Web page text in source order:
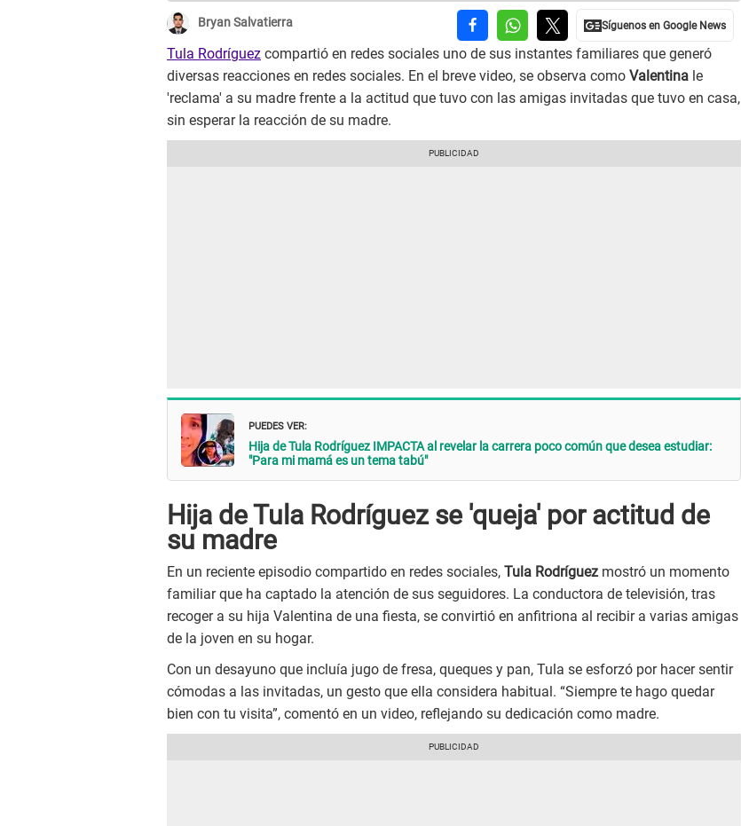
Bryan Salvatierra
Tula Rodríguez compartió en redes sociales uno de sus instantes familiares que generó
diversas reacciones en redes sociales. En el breve video, se observa como Valentina le
'reclama' a su madre frente a la actitud que tuvo con las amigas invitadas que tuvo en casa,
sin esperar la reacción de su madre.
PUEDES VER:
Hija de Tula Rodríguez IMPACTA al revelar la carrera poco común que desea estudiar:
"Para mi mamá es un tema tabú"
Hija de Tula Rodríguez se 'queja' por actitud de
su madre
En un reciente episodio compartido en redes sociales, Tula Rodríguez mostró un momento
familiar que ha captado la atención de sus seguidores. La conductora de televisión, tras
recoger a su hija Valentina de una fiesta, se convirtió en anfitriona al recibir a varias amigas
de la joven en su hogar.
Con un desayuno que incluía jugo de fresa, queques y pan, Tula se esforzó por hacer sentir
cómodas a las invitadas, un gesto que ella considera habitual. “Siempre te hago quedar
bien con tu visita”, comentó en un video, reflejando su dedicación como madre.